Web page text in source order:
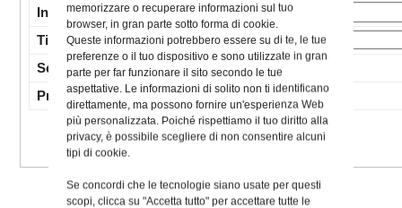
memorizzare o recuperare informazioni sul tuo
browser, in gran parte sotto forma di cookie.
Queste informazioni potrebbero essere su di te, le tue
preferenze o il tuo dispositivo e sono utilizzate in gran
parte per far funzionare il sito secondo le tue
aspettative. Le informazioni di solito non ti identificano
direttamente, ma possono fornire un'esperienza Web
più personalizzata. Poiché rispettiamo il tuo diritto alla
privacy, è possibile scegliere di non consentire alcuni
tipi di cookie.
Se concordi che le tecnologie siano usate per questi
scopi, clicca su "Accetta tutto" per accettare tutte le
Indirizzo:
Tipo Ente:
Settori:
Prefetture: